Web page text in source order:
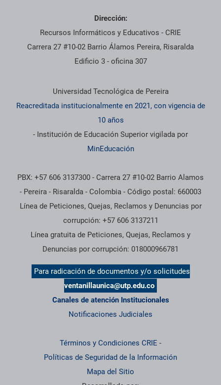
Dirección:
Recursos Informáticos y Educativos - CRIE
Carrera 27 #10-02 Barrio Álamos Pereira, Risaralda
Edificio 3 - oficina 307
Información institucional
Universidad Tecnológica de Pereira
Reacreditada institucionalmente en 2021, con vigencia de
10 años
- Institución de Educación Superior vigilada por
MinEducación
PBX: +57 606 3137300 - Carrera 27 #10-02 Barrio Alamos
- Pereira - Risaralda - Colombia - Código postal: 660003
Línea de Peticiones, Quejas, Reclamos y Denuncias por
corrupción: +57 606 3137211
Línea gratuita de Peticiones, Quejas, Reclamos y
Denuncias por corrupción: 018000966781
Para radicación de documentos y/o solicitudes
ventanillaunica@utp.edu.co
Canales de atención Institucionales
Notificaciones Judiciales
Términos y Condiciones CRIE -
Políticas de Seguridad de la Información
Mapa del Sitio